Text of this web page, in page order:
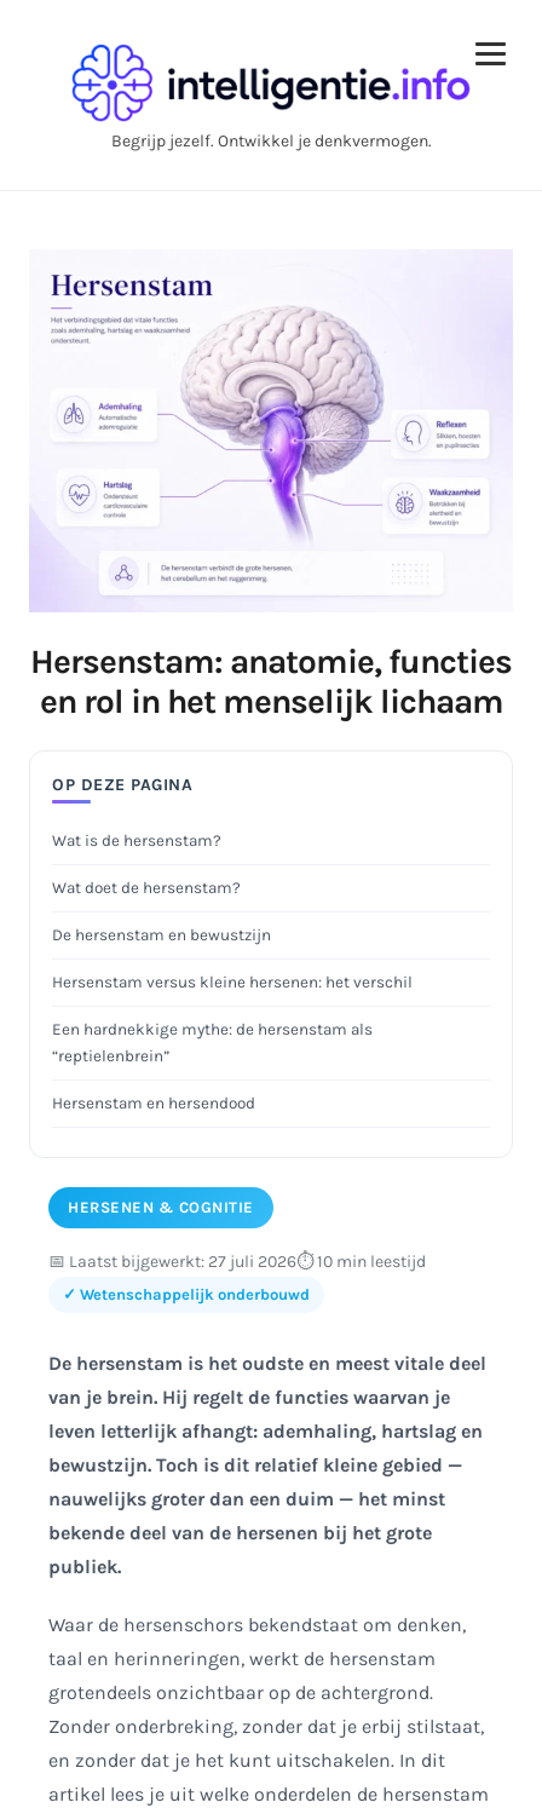
Begrijp jezelf. Ontwikkel je denkvermogen.
Hersenstam: anatomie, functies
en rol in het menselijk lichaam
OP DEZE PAGINA
Wat is de hersenstam?
Wat doet de hersenstam?
De hersenstam en bewustzijn
Hersenstam versus kleine hersenen: het verschil
Een hardnekkige mythe: de hersenstam als
“reptielenbrein”
Hersenstam en hersendood
De hersenstam, slaap en waakzaamheid
Conclusie
HERSENEN & COGNITIE
📅 Laatst bijgewerkt: 27 juli 2026⏱️ 10 min leestijd
✓ Wetenschappelijk onderbouwd
De hersenstam is het oudste en meest vitale deel
van je brein. Hij regelt de functies waarvan je
leven letterlijk afhangt: ademhaling, hartslag en
bewustzijn. Toch is dit relatief kleine gebied —
nauwelijks groter dan een duim — het minst
bekende deel van de hersenen bij het grote
publiek.
Waar de hersenschors bekendstaat om denken,
taal en herinneringen, werkt de hersenstam
grotendeels onzichtbaar op de achtergrond.
Zonder onderbreking, zonder dat je erbij stilstaat,
en zonder dat je het kunt uitschakelen. In dit
artikel lees je uit welke onderdelen de hersenstam